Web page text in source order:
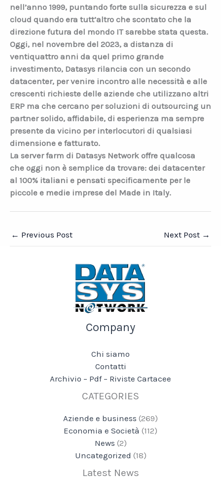
nell’anno 1999, puntando forte sulla sicurezza e sul
cloud quando era tutt’altro che scontato che la
direzione futura del mondo IT sarebbe stata questa.
Oggi, nel novembre del 2023, a distanza di
ventiquattro anni da quel primo grande
investimento, Datasys rilancia con un secondo
datacenter, per venire incontro alle necessità e alle
crescenti richieste delle aziende che utilizzano altri
ERP ma che cercano per soluzioni di outsourcing un
partner solido, affidabile, di esperienza ma sempre
presente da vicino per interlocutori di qualsiasi
dimensione e fatturato.
La server farm di Datasys Network offre qualcosa
che oggi non è semplice da trovare: dei datacenter
al 100% italiani e pensati specificamente per le
piccole e medie imprese del Made in Italy.
← Previous Post Next Post →
Company
Chi siamo
Contatti
Archivio – Pdf – Riviste Cartacee
CATEGORIES
Aziende e business (269)
Economia e Società (112)
News (2)
Uncategorized (18)
Latest News